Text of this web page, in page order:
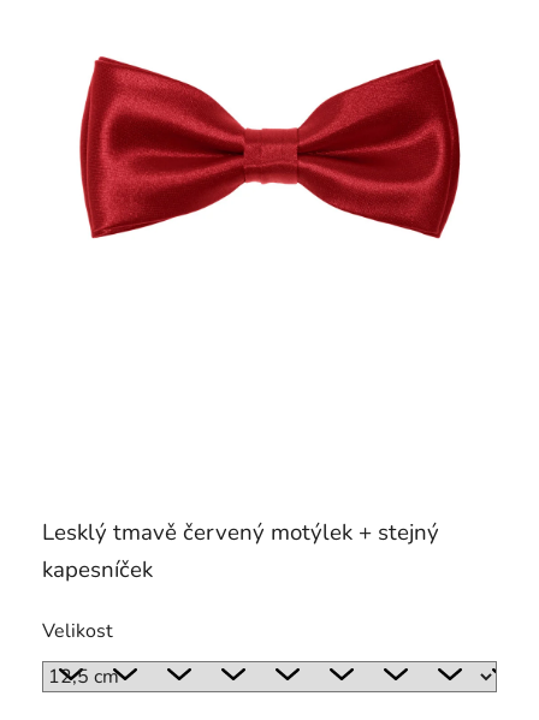
Lesklý tmavě červený motýlek + stejný
kapesníček
Velikost